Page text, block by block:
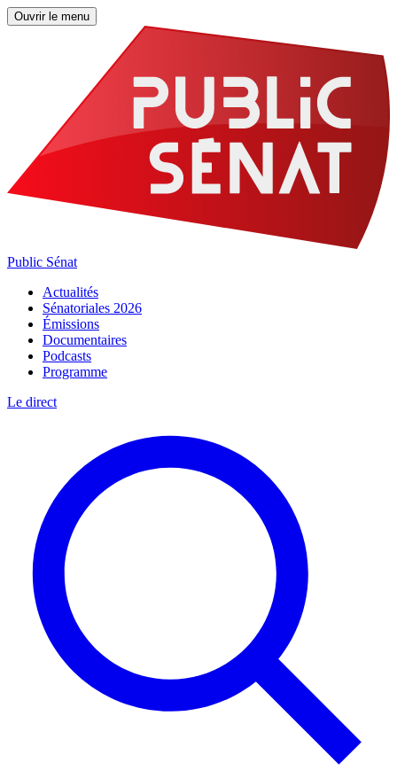
Ouvrir le menu
Public Sénat
Actualités
Sénatoriales 2026
Émissions
Documentaires
Podcasts
Programme
Le direct